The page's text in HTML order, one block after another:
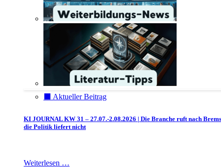
⬛️ Aktueller Beitrag
KI JOURNAL KW 31 – 27.07.-2.08.2026 | Die Branche ruft nach
die Politik liefert nicht
Weiterlesen …